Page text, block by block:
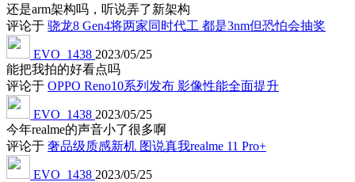
还是arm架构吗，听说弄了新架构
评论于 骁龙8 Gen4将两家同时代工 都是3nm但恐怕会抽奖
EVO_1438 2023/05/25
能把我拍的好看点吗
评论于 OPPO Reno10系列发布 影像性能全面提升
EVO_1438 2023/05/25
今年realme的声音小了很多啊
评论于 奢品级质感新机 图说真我realme 11 Pro+
EVO_1438 2023/05/25